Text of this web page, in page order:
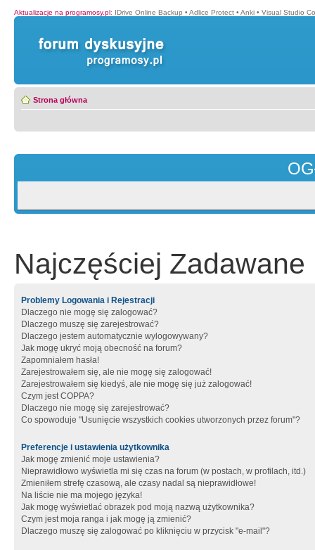
Aktualizacje na programosy.pl: IDrive Online Backup • Adlice Protect • Anki • Visual Studio
Strona główna
Najczęściej Zadawane
Problemy Logowania i Rejestracji
Dlaczego nie mogę się zalogować?
Dlaczego muszę się zarejestrować?
Dlaczego jestem automatycznie wylogowywany?
Jak mogę ukryć moją obecność na forum?
Zapomniałem hasła!
Zarejestrowałem się, ale nie mogę się zalogować!
Zarejestrowałem się kiedyś, ale nie mogę się już zalogować!
Czym jest COPPA?
Dlaczego nie mogę się zarejestrować?
Co spowoduje "Usunięcie wszystkich cookies utworzonych przez forum"?
Preferencje i ustawienia użytkownika
Jak mogę zmienić moje ustawienia?
Nieprawidłowo wyświetla mi się czas na forum (w postach, w profilach, itd.)
Zmieniłem strefę czasową, ale czasy nadal są nieprawidłowe!
Na liście nie ma mojego języka!
Jak mogę wyświetlać obrazek pod moją nazwą użytkownika?
Czym jest moja ranga i jak mogę ją zmienić?
Dlaczego muszę się zalogować po kliknięciu w przycisk "e-mail"?